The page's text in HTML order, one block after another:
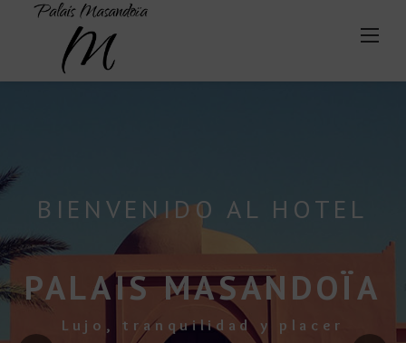
Découvrez le
content
BIENVENIDO AL HOTEL
PALAIS MASANDOÏA
Lujo, tranquilidad y placer